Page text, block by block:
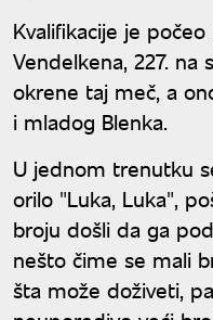
Kvalifikacije je
Vendelkena, 227. na
okrene taj meč, a
i mladog Blenka.
U jednom trenutku
orilo "Luka, Luka",
broju došli da ga
nešto čime se mali
šta može doživeti,